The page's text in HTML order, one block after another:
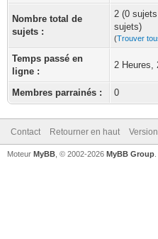
Nombre total de
sujets :
2 (0
sujets)
(Trouver
Temps passé en
ligne :
2 Heures,
Membres parrainés : 0
Contact Retourner en haut
Moteur MyBB , © 2002-2026 MyBB Group